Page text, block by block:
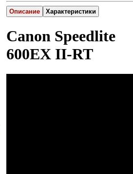
Описание Характеристики
Canon Speedlite
600EX II-RT